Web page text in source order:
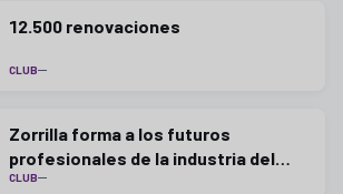
12.500 renovaciones
CLUB
Zorrilla forma a los futuros
profesionales de la industria del
fútbol
CLUB